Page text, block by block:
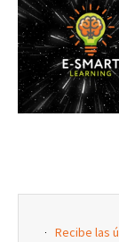
Recibe las